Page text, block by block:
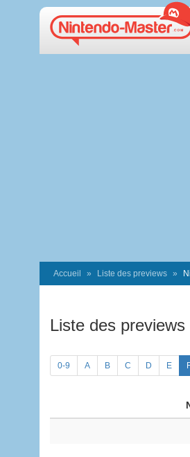
Accueil Liste des previews
Liste des
0-9 A B C D E